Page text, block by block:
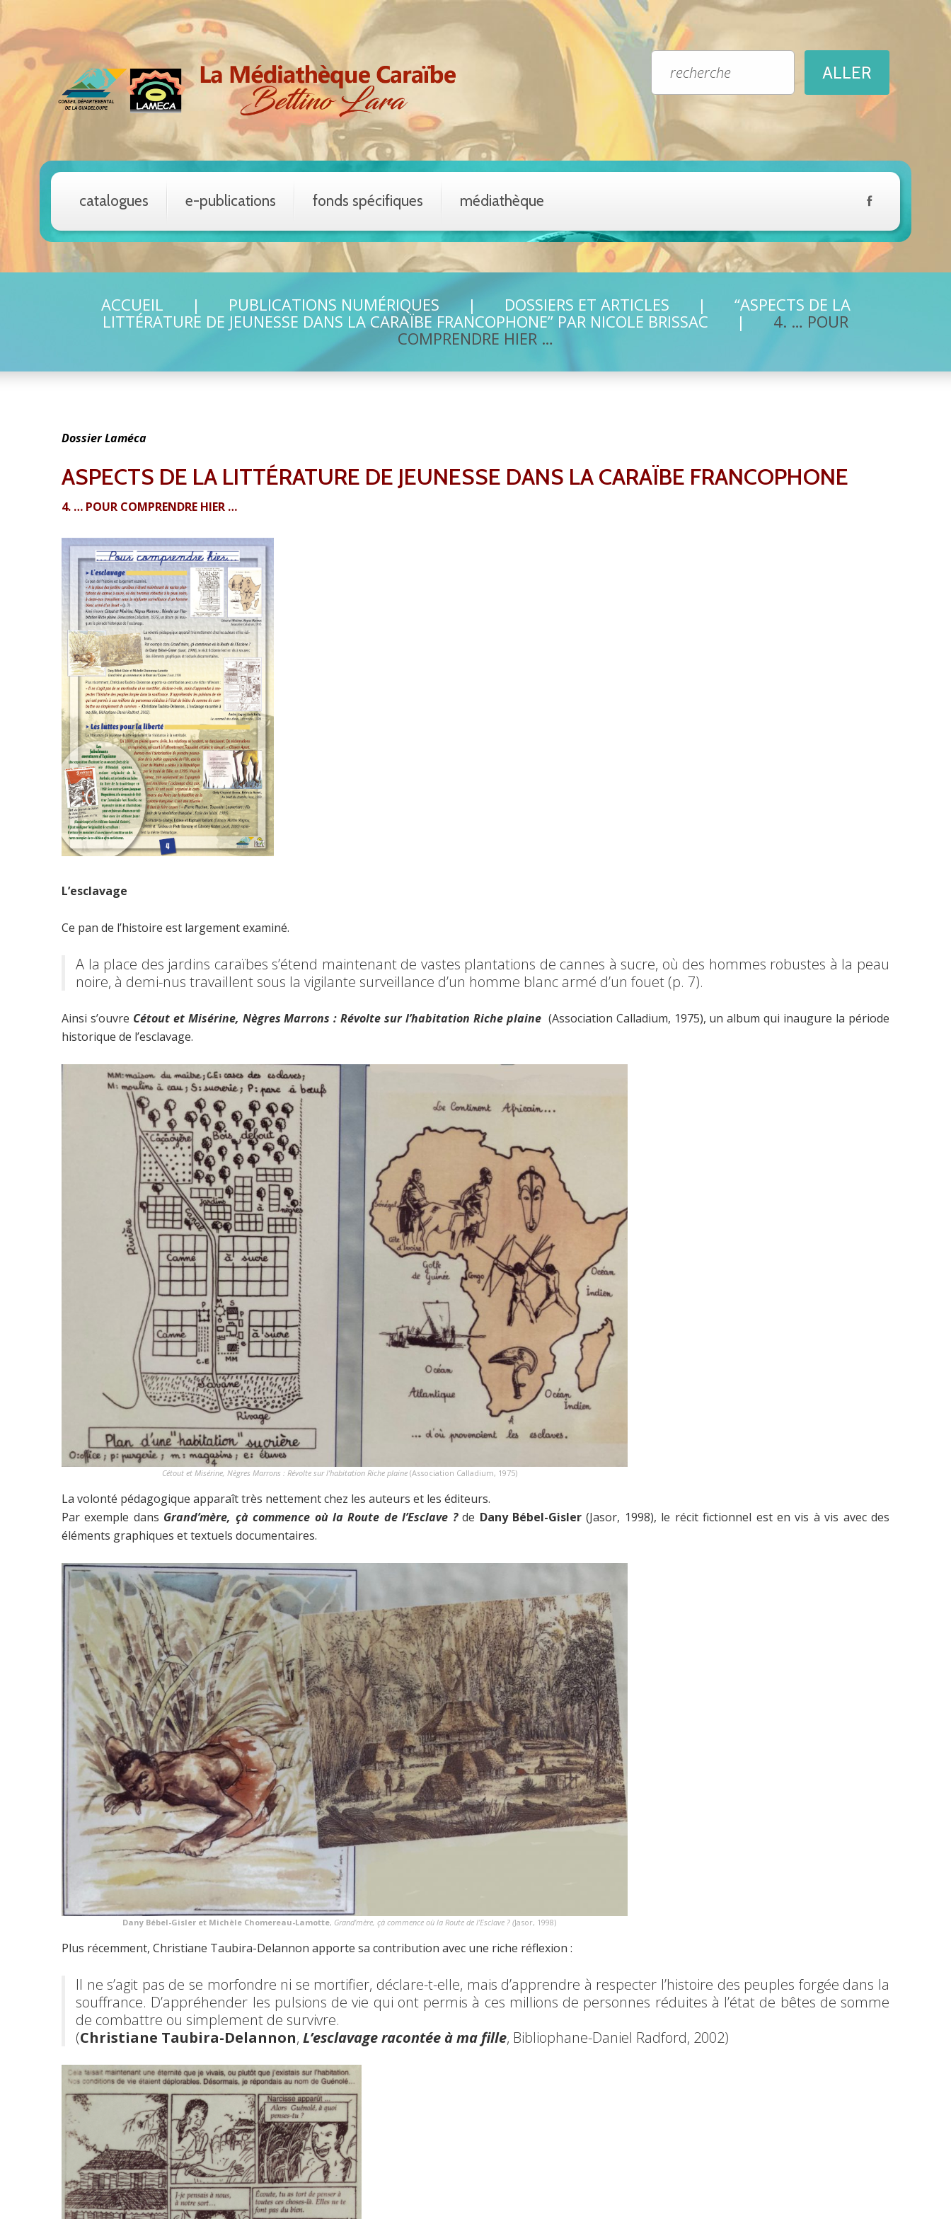
catalogues e-publications fonds spécifiques médiathèque
ACCUEIL PUBLICATIONS NUMÉRIQUES DOSSIERS ET ARTICLES
“ASPECTS DE LA
LITTÉRATURE DE JEUNESSE DANS LA CARAÏBE FRANCOPHONE” PAR NICOLE BRISSAC
4. … POUR
COMPRENDRE HIER …
Dossier Laméca
ASPECTS DE LA LITTÉRATURE DE JEUNESSE DANS LA CARAÏBE FRANCOPHONE
4. … POUR COMPRENDRE HIER …
L’esclavage
Ce pan de l’histoire est largement examiné.
A la place des jardins caraïbes s’étend maintenant de vastes plantations de cannes à sucre, où des hommes robustes à la peau
noire, à demi-nus travaillent sous la vigilante surveillance d’un homme blanc armé d’un fouet (p. 7).
Ainsi s’ouvre Cétout et Misérine, Nègres Marrons : Révolte sur l’habitation Riche plaine(Association Calladium, 1975), un album qui inaugure la période
historique de l’esclavage.
Cétout et Misérine, Nègres Marrons : Révolte sur l’habitation Riche plaine(Association Calladium, 1975)
La volonté pédagogique apparaît très nettement chez les auteurs et les éditeurs.
Par exemple dans Grand’mère, çà commence où la Route de l’Esclave ?de Dany Bébel-Gisler(Jasor, 1998), le récit fictionnel est en vis à vis avec des
éléments graphiques et textuels documentaires.
Dany Bébel-Gisler et Michèle Chomereau-Lamotte, Grand’mère, çà commence où la Route de l’Esclave ? (Jasor, 1998)
Plus récemment, Christiane Taubira-Delannon apporte sa contribution avec une riche réflexion :
II ne s’agit pas de se morfondre ni se mortifier, déclare-t-elle, mais d’apprendre à respecter l’histoire des peuples forgée dans la
souffrance. D’appréhender les pulsions de vie qui ont permis à ces millions de personnes réduites à l’état de bêtes de somme
de combattre ou simplement de survivre.
(Christiane Taubira-Delannon, L’esclavage racontée à ma fille, Bibliophane-Daniel Radford, 2002)